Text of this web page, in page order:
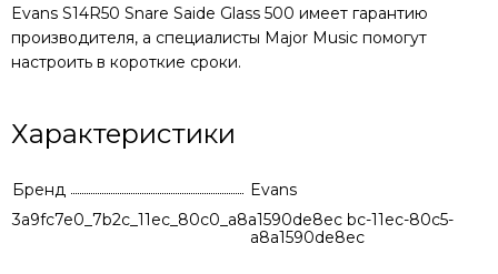
Evans S14R50 Snare Saide Glass 500 имеет гарантию
производителя, а специалисты Major Music помогут
настроить в короткие сроки.
Характеристики
Бренд
Evans
3a9fc7e0_7b2c_11ec_80c0_a8a1590de8eceed17e6b-8fbc-11ec-80c5-
a8a1590de8ec